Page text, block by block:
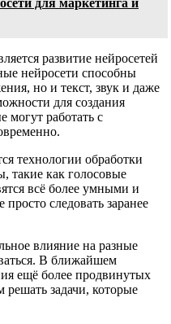
для маркетинга и
развитие нейросетей
нейросети способны
но и текст, звук и даже
для создания
могут работать с
технологии обработки
такие как голосовые
всё более умными и
следовать заранее
влияние на разные
В ближайшем
ещё более продвинутых
задачи, которые